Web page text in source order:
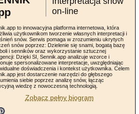
on-line
to innowacyjna platforma internetowa, która
użytkownikom tworzenie własnych interpretacji i
snów. Serwis pomaga w zrozumieniu ukrytych
snów poprzez: Dzielenie się snami, bogatą bazę
i senników oraz wykorzystanie sztucznej
Dzięki SI, Sennik.app analizuje wzorce i
spersonalizowane interpretacje, uwzględniając
doświadczenia i kontekst użytkownika. Celem
jest dostarczenie narzędzi do głębszego
siebie poprzez analizę snów, łącząc
wiedzę z nowoczesną technologią.
Zobacz pełny biogram